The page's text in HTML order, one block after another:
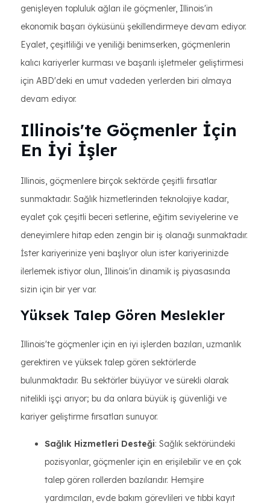
genişleyen topluluk ağları ile göçmenler, Illinois'in
ekonomik başarı öyküsünü şekillendirmeye devam ediyor.
Eyalet, çeşitliliği ve yeniliği benimserken, göçmenlerin
kalıcı kariyerler kurması ve başarılı işletmeler geliştirmesi
için ABD'deki en umut vadeden yerlerden biri olmaya
devam ediyor.
Illinois'te Göçmenler İçin
En İyi İşler
Illinois, göçmenlere birçok sektörde çeşitli fırsatlar
sunmaktadır. Sağlık hizmetlerinden teknolojiye kadar,
eyalet çok çeşitli beceri setlerine, eğitim seviyelerine ve
deneyimlere hitap eden zengin bir iş olanağı sunmaktadır.
İster kariyerinize yeni başlıyor olun ister kariyerinizde
ilerlemek istiyor olun, Illinois'in dinamik iş piyasasında
sizin için bir yer var.
Yüksek Talep Gören Meslekler
Illinois'te göçmenler için en iyi işlerden bazıları, uzmanlık
gerektiren ve yüksek talep gören sektörlerde
bulunmaktadır. Bu sektörler büyüyor ve sürekli olarak
nitelikli işçi arıyor; bu da onlara büyük iş güvenliği ve
kariyer geliştirme fırsatları sunuyor.
Sağlık Hizmetleri Desteği: Sağlık sektöründeki
pozisyonlar, göçmenler için en erişilebilir ve en çok
talep gören rollerden bazılarıdır. Hemşire
yardımcıları, evde bakım görevlileri ve tıbbi kayıt